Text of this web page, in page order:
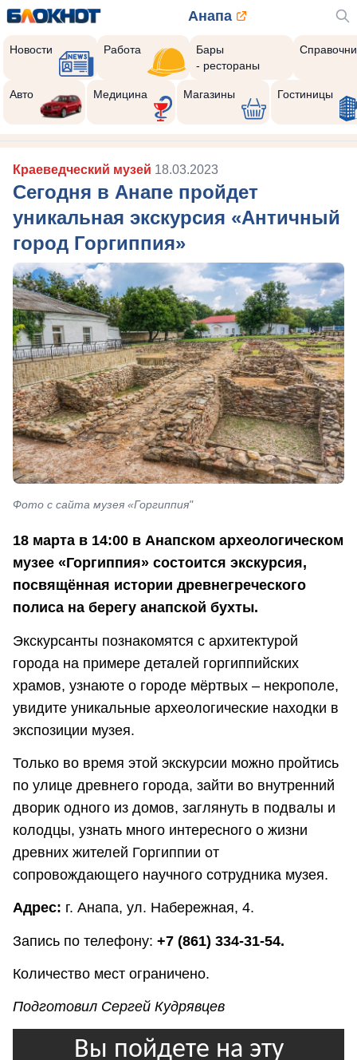
Анапа
Новости Работа
Бары
- рестораны
Авто Медицина Магазины Гостиницы
Краеведческий музей 18.03.2023
Сегодня в Анапе пройдет
уникальная экскурсия «Античный
город Горгиппия»
Фото с сайта музея «Горгиппия"
18 марта в 14:00 в Анапском археологическом
музее «Горгиппия» состоится экскурсия,
посвящённая истории древнегреческого
полиса на берегу анапской бухты.
Экскурсанты познакомятся с архитектурой
города на примере деталей горгиппийских
храмов, узнаюте о городе мёртвых – некрополе,
увидите уникальные археологические находки в
экспозиции музея.
Только во время этой экскурсии можно пройтись
по улице древнего города, зайти во внутренний
дворик одного из домов, заглянуть в подвалы и
колодцы, узнать много интересного о жизни
древних жителей Горгиппии от
сопровождающего научного сотрудника музея.
Адрес: г. Анапа, ул. Набережная, 4.
Запись по телефону: +7 (861) 334-31-54.
Количество мест ограничено.
Подготовил Сергей Кудрявцев